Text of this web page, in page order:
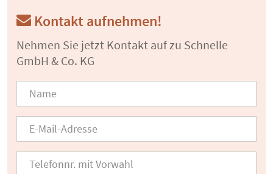
Kontakt aufnehmen!
Nehmen Sie jetzt Kontakt auf zu Schnelle
GmbH & Co. KG